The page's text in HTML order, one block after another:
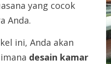
yang cocok
Anda.
ini, Anda akan
desain kamar